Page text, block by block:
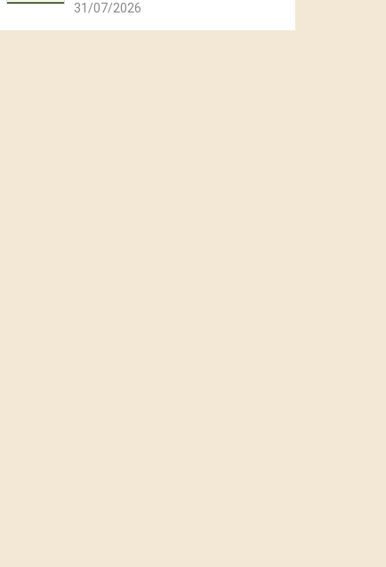
31/07/2026